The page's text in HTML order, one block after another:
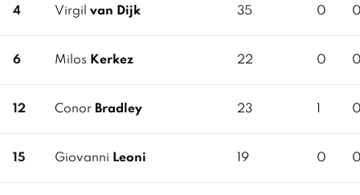
4 Virgil van Dijk 35 0
6 Milos Kerkez 22 0
12 Conor Bradley 23
15 Giovanni Leoni 19 0